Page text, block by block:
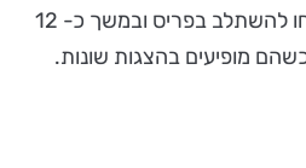
שלו בפריס. הם לא הצליחו להשתלב בפריס ובמשך כ- 12
מופיעים בהצגות שונות.